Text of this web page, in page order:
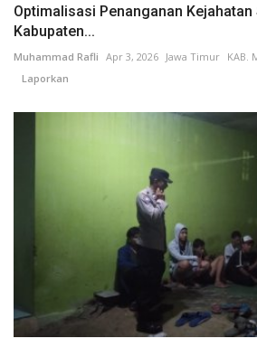
Optimalisasi Penanganan
Kabupaten...
Muhammad Rafli Apr 3, 2026 Jawa Timur KAB.
Laporkan